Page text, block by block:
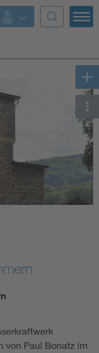
von Paul Bonatz im